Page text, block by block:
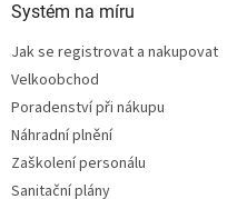
Systém na míru
Jak se registrovat a nakupovat
Velkoobchod
Poradenství při nákupu
Náhradní plnění
Zaškolení personálu
Sanitační plány